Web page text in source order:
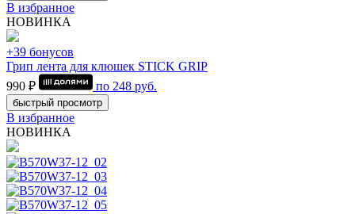
В избранное
НОВИНКА
+39 бонусов
Грип лента для клюшек STICK GRIP
990 ₽
по 248 руб.
быстрый просмотр
В избранное
НОВИНКА